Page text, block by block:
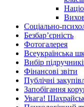
Соціально-
Безбар’єрність
Фотогалерея
Всеукраїнська
Вибір
Фінансові звіти
Публічні
Запобігання
Увага!